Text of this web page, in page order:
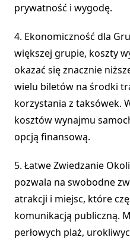
prywatność i wygodę.
4. Ekonomiczność dla
większej grupie, koszty
okazać się znacznie
wielu biletów na środki
korzystania z taksówek.
kosztów wynajmu
opcją finansową.
5. Łatwe Zwiedzanie
pozwala na swobodne
atrakcji i miejsc, które
komunikacją publiczną.
perłowych plaż,